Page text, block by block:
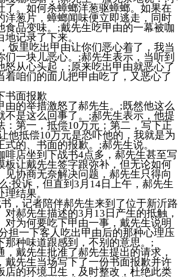
了。如何杀蟑螂洋葱驱蟑螂。如果在
洋葱片，蟑螂闻味便立即逃走，同时
食品变味。;戴先生吃甲由的一幕被咖
记录了下来。
里吃出甲由让你们恶心着了，我当
们一块儿恶心。;郝先生表示，当听到
怒从心头起，;原来吃出甲由就恶心了
着咱们的面儿把甲由吃了，又恶心了
面报歉
的举措激怒了郝先生。;既然他这么
不是这么回事了。;郝先生表示，他提
：第一，抵偿10万元；第二，写下正
他抵偿10万元是恐吓他的，我就是为
式的、书面的报歉。;郝先生说。
店坐到下战书4点多，郝先生甚至写
板让戴先生签字跟弥补，但无论如何
见协商无奈解决问题，郝先生只得向
;投诉，但直到3月14日上午，郝先生
结果。
记者陪伴郝先生来到了位于新沂路
对郝先生描述的3月13日产生的抵触，
对为何要吃下甲由一事，戴先生说明
担一下客人吃出甲由后的那种心理压
那种味道跟感到，不别的意思。;
戴先生批准了郝先生提出的请求，
戴先生当场写下了一份书面报歉并许
店的环境卫生，及时整改，杜绝此类